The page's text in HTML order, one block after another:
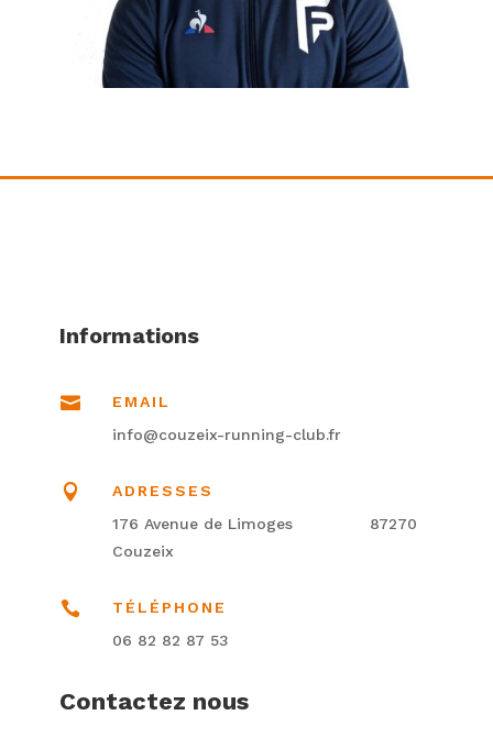
Informations

EMAIL
info@couzeix-running-club.fr

ADRESSES
176 Avenue de Limoges
87270
Couzeix

TÉLÉPHONE
06 82 82 87 53
Contactez nous